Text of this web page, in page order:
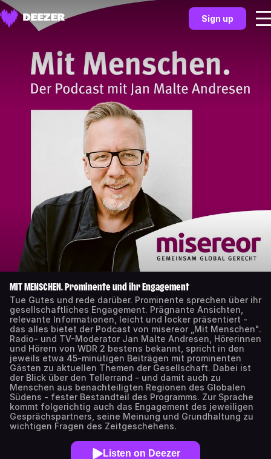
Sign up
MIT MENSCHEN. Prominente und ihr Engagement
Tue Gutes und rede darüber. Prominente sprechen über ihr
gesellschaftliches Engagement. Prägnante Ansichten,
relevante Informationen, leicht und locker präsentiert -
das alles bietet der Podcast von misereor „Mit Menschen".
Radio- und TV-Moderator Jan Malte Andresen, Hörerinnen
und Hörern von WDR 2 bestens bekannt, spricht in den
jeweils etwa 45-minütigen Beiträgen mit prominenten
Gästen zu aktuellen Themen der Gesellschaft. Dabei ist
der Blick über den Tellerrand - und damit auch zu
Menschen aus benachteiligten Regionen des Globalen
Südens - fester Bestandteil des Programms. Zur Sprache
kommt folgerichtig auch das Engagement des jeweiligen
Gesprächspartners, seine Meinung und Grundhaltung zu
wichtigen Fragen des Zeitgeschehens.
Listen on Deezer